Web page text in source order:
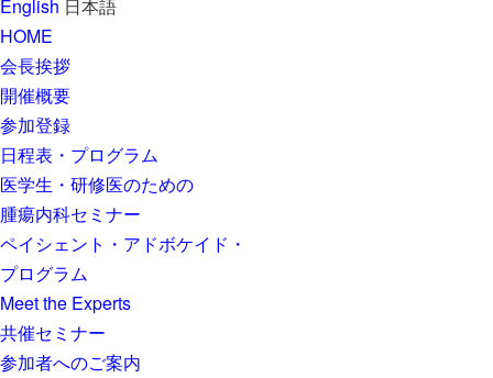
English 日本語
HOME
会長挨拶
開催概要
参加登録
日程表・プログラム
医学生・研修医のための
腫瘍内科セミナー
ペイシェント・アドボケイド・
プログラム
Meet the Experts
共催セミナー
参加者へのご案内